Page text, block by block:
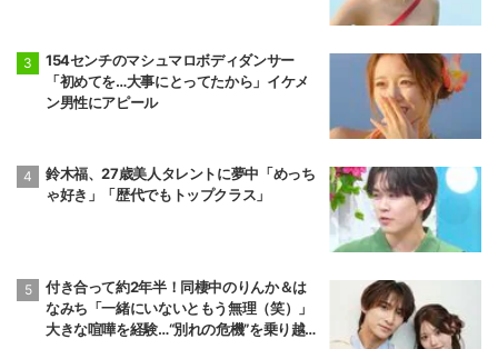
154センチのマシュマロボディダンサー
「初めてを…大事にとってたから」イケメ
ン男性にアピール
鈴木福、27歳美人タレントに夢中「めっち
ゃ好き」「歴代でもトップクラス」
付き合って約2年半！同棲中のりんか＆は
なみち「一緒にいないともう無理（笑）」
大きな喧嘩を経験…“別れの危機”を乗り越え